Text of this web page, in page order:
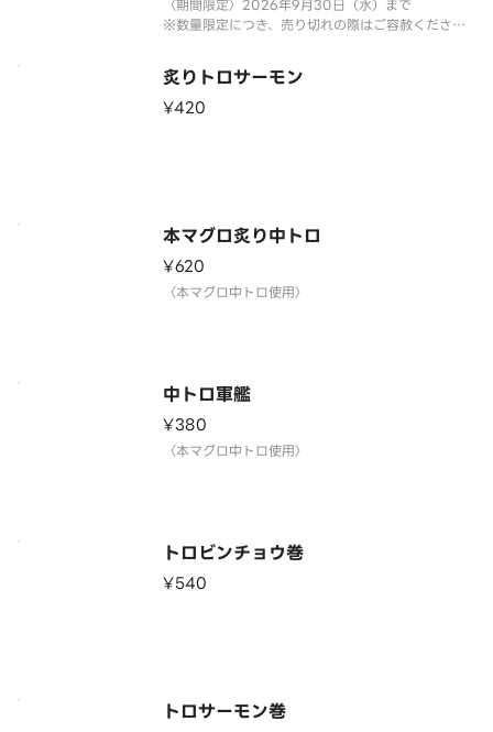
〈期間限定〉2026年9月30日（水）まで
※数量限定につき、売り切れの際はご容赦くださ
炙りトロサーモン
¥420
本マグロ炙り中トロ
¥620
〈本マグロ中トロ使用〉
中トロ軍艦
¥380
〈本マグロ中トロ使用〉
トロビンチョウ巻
¥540
トロサーモン巻